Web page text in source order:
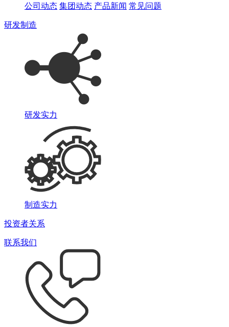
公司动态 集团动态 产品新闻 常见问题
研发制造
研发实力
制造实力
投资者关系
联系我们